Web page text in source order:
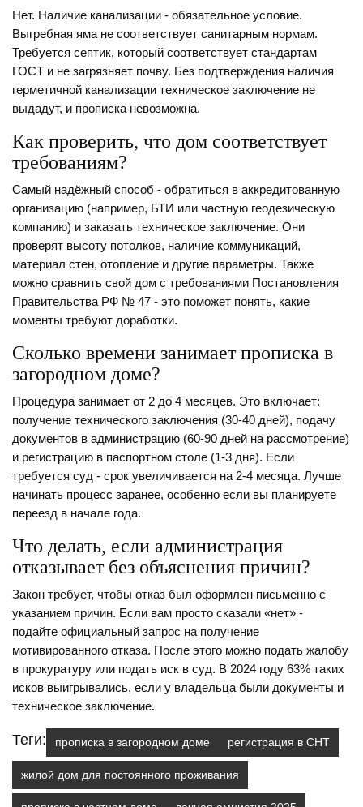
Нет. Наличие канализации - обязательное условие.
Выгребная яма не соответствует санитарным нормам.
Требуется септик, который соответствует стандартам
ГОСТ и не загрязняет почву. Без подтверждения наличия
герметичной канализации техническое заключение не
выдадут, и прописка невозможна.
Как проверить, что дом соответствует
требованиям?
Самый надёжный способ - обратиться в аккредитованную
организацию (например, БТИ или частную геодезическую
компанию) и заказать техническое заключение. Они
проверят высоту потолков, наличие коммуникаций,
материал стен, отопление и другие параметры. Также
можно сравнить свой дом с требованиями Постановления
Правительства РФ № 47 - это поможет понять, какие
моменты требуют доработки.
Сколько времени занимает прописка в
загородном доме?
Процедура занимает от 2 до 4 месяцев. Это включает:
получение технического заключения (30-40 дней), подачу
документов в администрацию (60-90 дней на рассмотрение)
и регистрацию в паспортном столе (1-3 дня). Если
требуется суд - срок увеличивается на 2-4 месяца. Лучше
начинать процесс заранее, особенно если вы планируете
переезд в начале года.
Что делать, если администрация
отказывает без объяснения причин?
Закон требует, чтобы отказ был оформлен письменно с
указанием причин. Если вам просто сказали «нет» -
подайте официальный запрос на получение
мотивированного отказа. После этого можно подать жалобу
в прокуратуру или подать иск в суд. В 2024 году 63% таких
исков выигрывались, если у владельца были документы и
техническое заключение.
Теги: прописка в загородном доме регистрация в СНТ
жилой дом для постоянного проживания